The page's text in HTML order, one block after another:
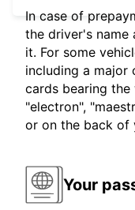
In case of
the driver's name
it. For some
including a major
cards bearing
"electron",
or on the back of
Your